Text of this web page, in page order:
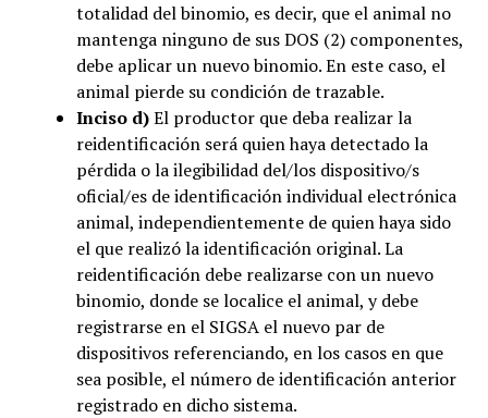
totalidad del binomio, es decir, que el animal no
mantenga ninguno de sus DOS (2) componentes,
debe aplicar un nuevo binomio. En este caso, el
animal pierde su condición de trazable.
Inciso d)El productor que deba realizar la
reidentificación será quien haya detectado la
pérdida o la ilegibilidad del/los dispositivo/s
oficial/es de identificación individual electrónica
animal, independientemente de quien haya sido
el que realizó la identificación original. La
reidentificación debe realizarse con un nuevo
binomio, donde se localice el animal, y debe
registrarse en el SIGSA el nuevo par de
dispositivos referenciando, en los casos en que
sea posible, el número de identificación anterior
registrado en dicho sistema.